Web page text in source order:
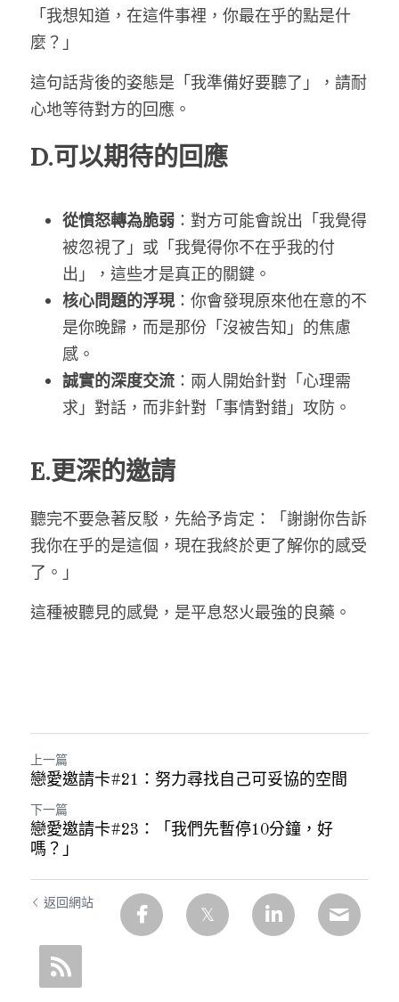
「我想知道，在這件事裡，你最在乎的點是什
麼？」
這句話背後的姿態是「我準備好要聽了」，請耐
心地等待對方的回應。
D.可以期待的回應
從憤怒轉為脆弱 ：對方可能會說出「我覺得
被忽視了」或「我覺得你不在乎我的付
出」，這些才是真正的關鍵。
核心問題的浮現：你會發現原來他在意的不
是你晚歸，而是那份「沒被告知」的焦慮
感。
誠實的深度交流 ：兩人開始針對「心理需
求」對話，而非針對「事情對錯」攻防。
E.更深的邀請
聽完不要急著反駁，先給予肯定：「謝謝你告訴
我你在乎的是這個，現在我終於更了解你的感受
了。」
這種被聽見的感覺，是平息怒火最強的良藥。
上一篇
戀愛邀請卡#21：努力尋找自己可妥協的空間
下一篇
戀愛邀請卡#23：「我們先暫停10分鐘，好
嗎？」
返回網站